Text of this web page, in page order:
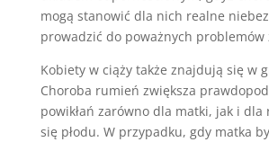
mogą stanowić dla nich realne
prowadzić do poważnych problemów
Kobiety w ciąży także znajdują się w
Choroba rumień zwiększa
powikłań zarówno dla matki, jak i dla
się płodu. W przypadku, gdy matka